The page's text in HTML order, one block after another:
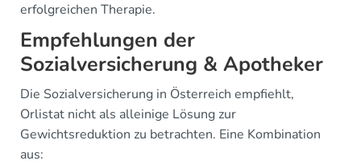
erfolgreichen Therapie.
Empfehlungen der
Sozialversicherung & Apotheker
Die Sozialversicherung in Österreich empfiehlt,
Orlistat nicht als alleinige Lösung zur
Gewichtsreduktion zu betrachten. Eine Kombination
aus: